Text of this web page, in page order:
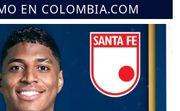
EN COLOMBIA.COM